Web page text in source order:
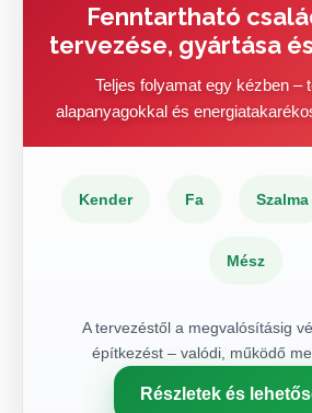
Fenntartható
tervezése, gyártása
Teljes folyamat egy kézben –
alapanyagokkal és
Kender Fa Szalma
Mész
A tervezéstől a megvalósításig
építkezést – valódi, működő
Részletek és